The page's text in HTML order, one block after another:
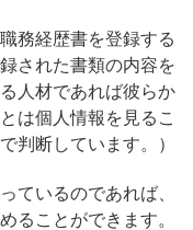
務経歴書を登録する
された書類の内容を
人材であれば彼らか
は個人情報を見るこ
判断しています。）
ているのであれば、
ることができます。